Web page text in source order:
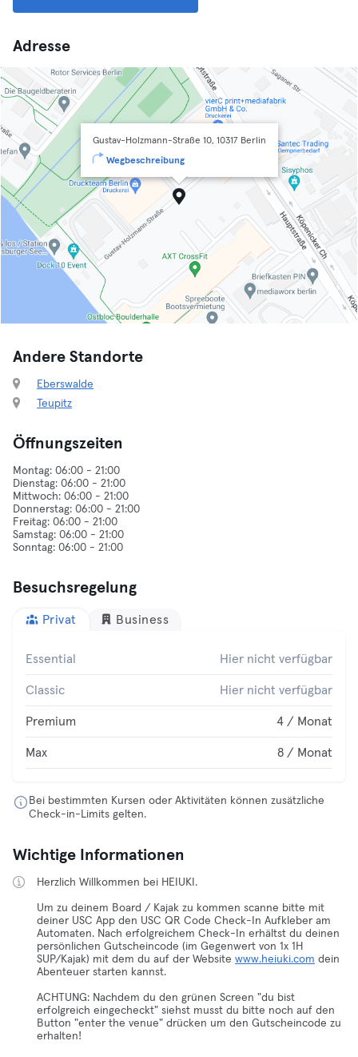
Adresse
Gustav-Holzmann-Straße 10, 10317 Berlin
Wegbeschreibung
Andere Standorte
Eberswalde
Teupitz
Öffnungszeiten
Montag: 06:00 - 21:00
Dienstag: 06:00 - 21:00
Mittwoch: 06:00 - 21:00
Donnerstag: 06:00 - 21:00
Freitag: 06:00 - 21:00
Samstag: 06:00 - 21:00
Besuchsregelung
Privat Business
Essential Hier nicht verfügbar
Classic Hier nicht verfügbar
Premium 4 / Monat
Max 8 / Monat
Bei bestimmten Kursen oder Aktivitäten können zusätzliche
Check-in-Limits gelten.
Wichtige Informationen
Herzlich Willkommen bei HEIUKI.
Um zu deinem Board / Kajak zu kommen scanne bitte mit
deiner USC App den USC QR Code Check-In Aufkleber am
Automaten. Nach erfolgreichem Check-In erhältst du deinen
persönlichen Gutscheincode (im Gegenwert von 1x 1H
SUP/Kajak) mit dem du auf der Website www.heiuki.com dein
Abenteuer starten kannst.
ACHTUNG: Nachdem du den grünen Screen "du bist
erfolgreich eingecheckt" siehst musst du bitte noch auf den
Button "enter the venue" drücken um den Gutscheincode zu
erhalten!